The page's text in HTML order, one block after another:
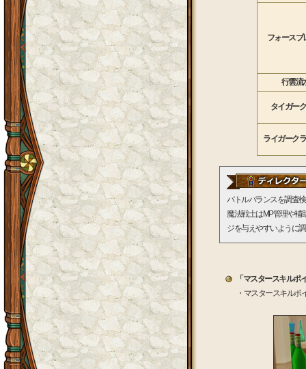
フォースブ
行雲流
タイガー
ライガーク
バトルバランスを調査
魔法戦士はMP管理や
ジを与えやすいように
「マスタースキル
・マスタースキル